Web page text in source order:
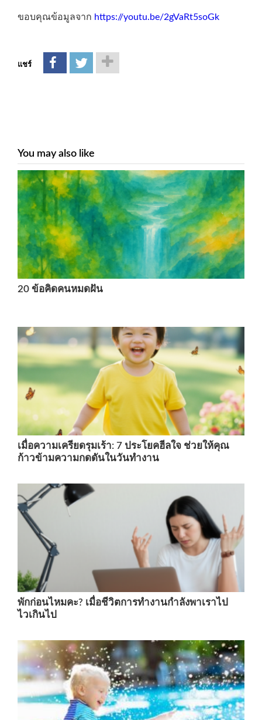
ขอบคุณข้อมูลจาก https://youtu.be/2gVaRt5soGk
แชร์
You may also like
20 ข้อคิดคนหมดฝัน
เมื่อความเครียดรุมเร้า: 7 ประโยคฮีลใจ ช่วยให้คุณ
ก้าวข้ามความกดดันในวันทำงาน
พักก่อนไหมคะ? เมื่อชีวิตการทำงานกำลังพาเราไป
ไวเกินไป